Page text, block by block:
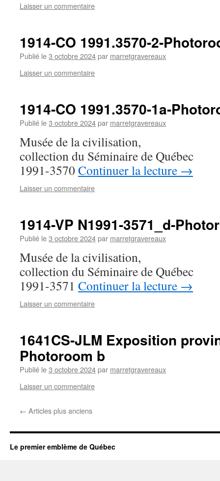
Laisser un commentaire
1914-CO 1991.3570-2-
Publié le3 octobre 2024par marretgravereaux
Laisser un commentaire
1914-CO 1991.3570-1a-
Publié le3 octobre 2024par marretgravereaux
Musée de la civilisation,
collection du Séminaire de Québec
1991-3570Continuer la lecture →
Laisser un commentaire
1914-VP N1991-3571_d-
Publié le3 octobre 2024par marretgravereaux
Musée de la civilisation,
collection du Séminaire de Québec
1991-3571 Continuer la lecture →
Laisser un commentaire
1641CS-JLM Exposition
Photoroom b
Publié le3 octobre 2024par marretgravereaux
Laisser un commentaire
← Articles plus anciens
Le premier emblème de Québec